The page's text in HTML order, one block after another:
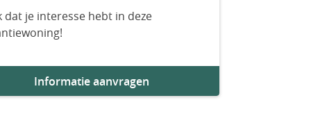
dat je interesse hebt in deze
Informatie aanvragen